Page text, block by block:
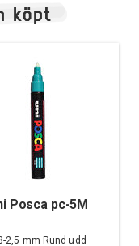
köpt
Posca pc-5M
2,5 mm Rund udd